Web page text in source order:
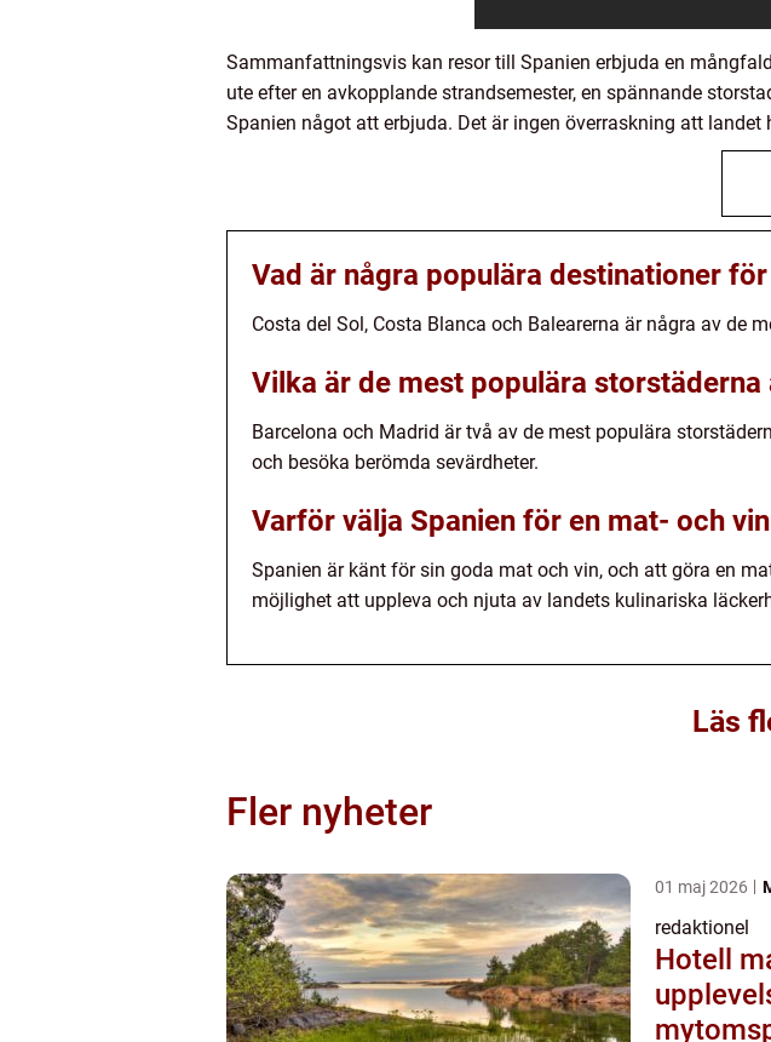
Sammanfattningsvis kan resor till Spanien erbjuda en
ute efter en avkopplande strandsemester, en spännande
Spanien något att erbjuda. Det är ingen överraskning att
Vad är några populära destinationer
Costa del Sol, Costa Blanca och Balearerna är några av de
Vilka är de mest populära storstäderna
Barcelona och Madrid är två av de mest populära
och besöka berömda sevärdheter.
Varför välja Spanien för en mat- och
Spanien är känt för sin goda mat och vin, och att göra en
möjlighet att uppleva och njuta av landets kulinariska
Läs
Fler nyheter
01 maj 2026
redaktionel
Hotell